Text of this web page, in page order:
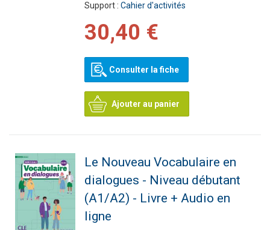
Support : Cahier d'activités
30,40 €
Consulter la fiche
Ajouter au panier
Le Nouveau Vocabulaire en
dialogues - Niveau débutant
(A1/A2) - Livre + Audio en
ligne